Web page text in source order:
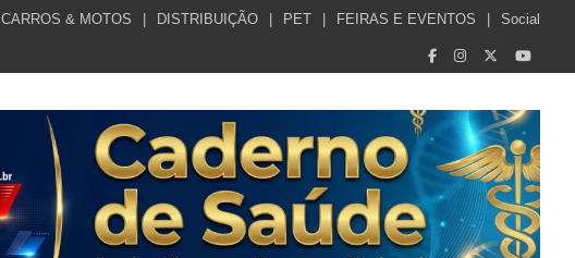
CARROS & MOTOS DISTRIBUIÇÃO PET FEIRAS E EVENTOS Social